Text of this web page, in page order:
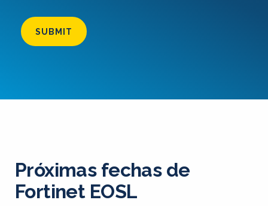
SUBMIT
Próximas fechas de
Fortinet EOSL